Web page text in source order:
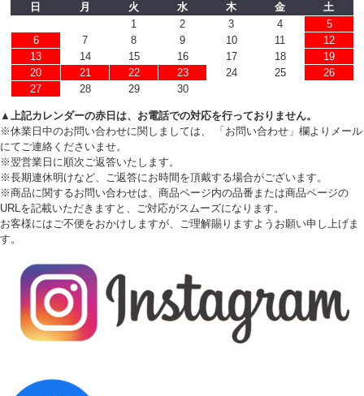
日
月 火 水 木 金
土
1
2 3 4
5
6
7 8 9 10 11
12
13
14 15 16 17 18
19
20
21 22 23 24 25
26
27
28 29 30
▲上記カレンダーの赤日は、お電話での対応を行っておりません。
※休業日中のお問い合わせに関しましては、 「お問い合わせ」欄よりメール
にてご連絡くださいませ。
※翌営業日に順次ご返答いたします。
※長期連休明けなど、ご返答にお時間を頂戴する場合がございます。
※商品に関するお問い合わせは、商品ページ内の品番または商品ページの
URLを記載いただきますと、ご対応がスムーズになります。
お客様にはご不便をおかけしますが、ご理解賜りますようお願い申し上げま
す。